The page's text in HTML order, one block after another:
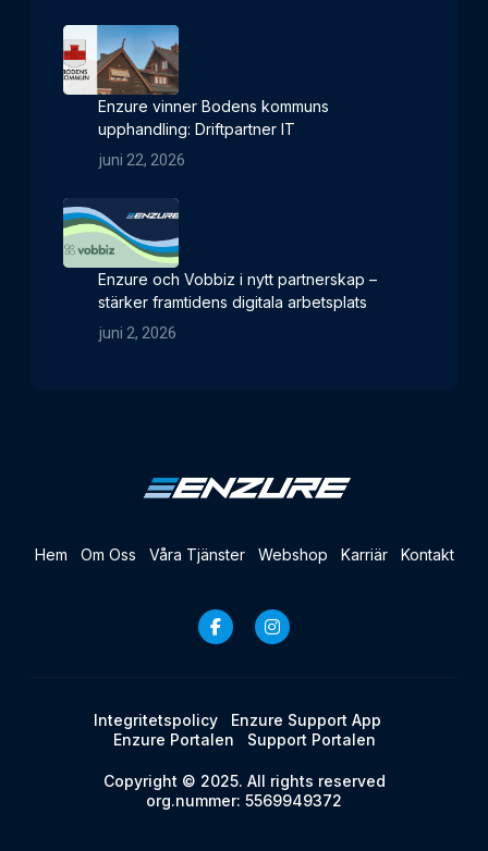
Enzure vinner Bodens kommuns
upphandling: Driftpartner IT
juni 22, 2026
Enzure och Vobbiz i nytt partnerskap –
stärker framtidens digitala arbetsplats
juni 2, 2026
Hem Om Oss Våra Tjänster Webshop Karriär Kontakt
Integritetspolicy
Enzure Support App
Enzure Portalen
Support Portalen
Copyright © 2025. All rights reserved
org.nummer: 5569949372